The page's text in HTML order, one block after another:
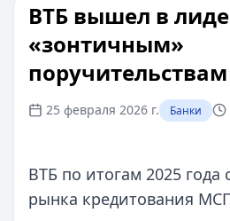
ВТБ вышел в
«зонтичным»
25 февраля 2026 г. Банки
ВТБ по итогам 2025 года
рынка кредитования